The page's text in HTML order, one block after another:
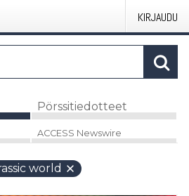
KIRJAUDU
Pörssitiedotteet
ACCESS Newswire
world